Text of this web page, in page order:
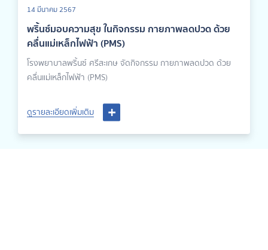
14 มีนาคม 2567
พริ้นซ์มอบความสุข ในกิจกรรม กายภาพลดปวด ด้วย
คลื่นแม่เหล็กไฟฟ้า (PMS)
โรงพยาบาลพริ้นซ์ ศรีสะเกษ จัดกิจกรรม กายภาพลดปวด ด้วย
คลื่นแม่เหล็กไฟฟ้า (PMS)
ดูรายละเอียดเพิ่มเติม